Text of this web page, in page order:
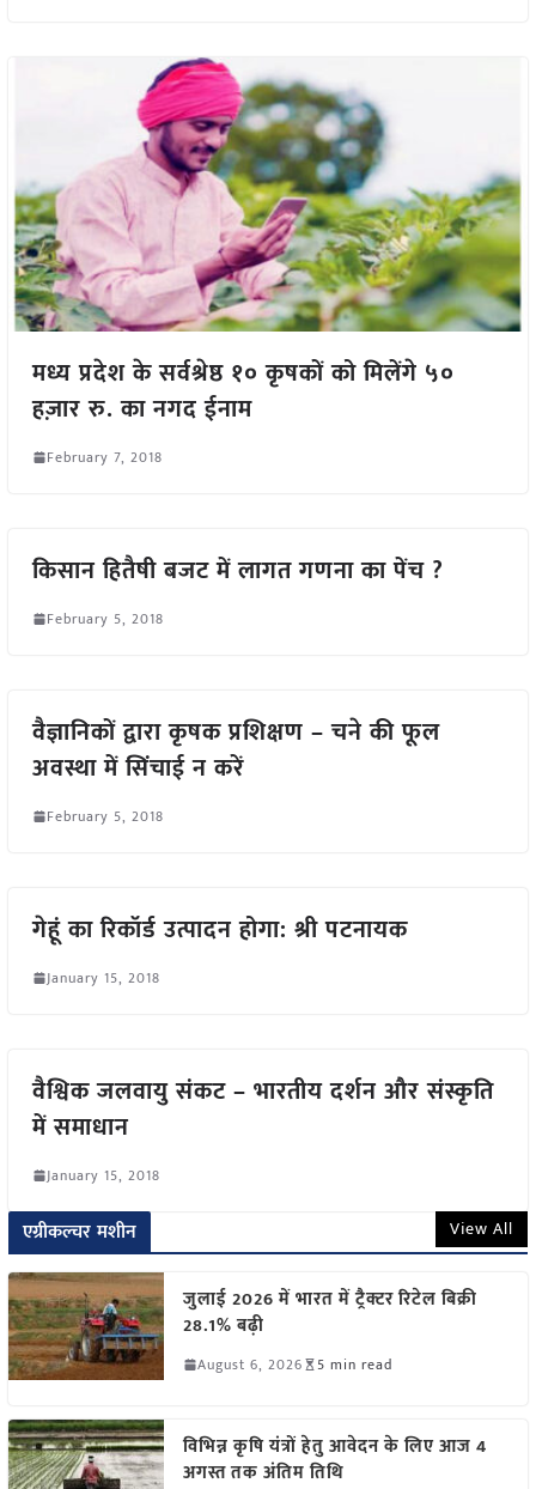
मध्य प्रदेश के सर्वश्रेष्ठ १० कृषकों को मिलेंगे ५०
हज़ार रु. का नगद ईनाम
February 7, 2018
किसान हितैषी बजट में लागत गणना का पेंच ?
February 5, 2018
वैज्ञानिकों द्वारा कृषक प्रशिक्षण – चने की फूल
अवस्था में सिंचाई न करें
February 5, 2018
गेहूं का रिकॉर्ड उत्पादन होगा: श्री पटनायक
January 15, 2018
वैश्विक जलवायु संकट – भारतीय दर्शन और संस्कृति
में समाधान
January 15, 2018
एग्रीकल्चर मशीन View All
जुलाई 2026 में भारत में ट्रैक्टर रिटेल बिक्री
28.1% बढ़ी
August 6, 2026 5 min read
विभिन्न कृषि यंत्रों हेतु आवेदन के लिए आज 4
अगस्त तक अंतिम तिथि